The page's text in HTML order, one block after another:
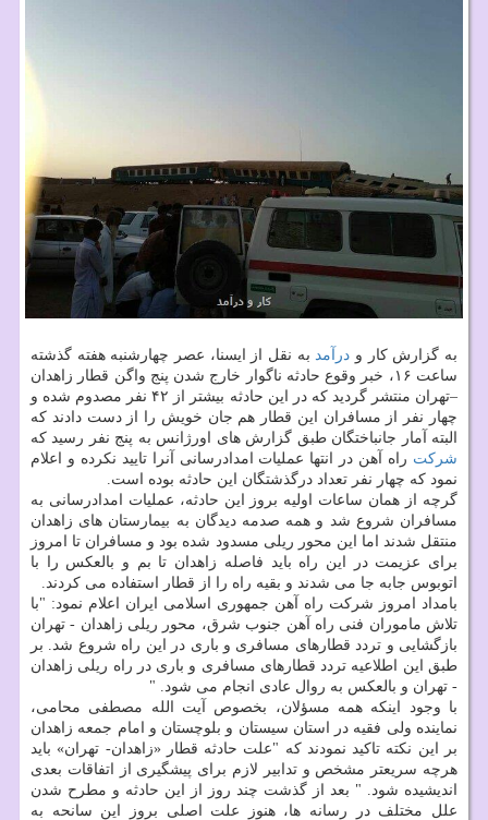
به گزارش كار و درآمد به نقل از ایسنا، عصر چهارشنبه هفته گذشته
ساعت ۱۶، خبر وقوع حادثه ناگوار خارج شدن پنج واگن قطار زاهدان
–تهران منتشر گردید كه در این حادثه بیشتر از ۴۲ نفر مصدوم شده و
چهار نفر از مسافران این قطار هم جان خویش را از دست دادند كه
البته آمار جانباختگان طبق گزارش های اورژانس به پنج نفر رسید كه
شركت راه آهن در انتها عملیات امدادرسانی آنرا تایید نكرده و اعلام
نمود كه چهار نفر تعداد درگذشتگان این حادثه بوده است.
گرچه از همان ساعات اولیه بروز این حادثه، عملیات امدادرسانی به
مسافران شروع شد و همه صدمه دیدگان به بیمارستان های زاهدان
منتقل شدند اما این محور ریلی مسدود شده بود و مسافران تا امروز
برای عزیمت در این راه باید فاصله زاهدان تا بم و بالعكس را با
اتوبوس جابه جا می شدند و بقیه راه را از قطار استفاده می كردند.
بامداد امروز شركت راه آهن جمهوری اسلامی ایران اعلام نمود: "با
تلاش ماموران فنی راه آهن جنوب شرق، محور ریلی زاهدان - تهران
بازگشایی و تردد قطارهای مسافری و باری در این راه شروع شد. بر
طبق این اطلاعیه تردد قطارهای مسافری و باری در راه ریلی زاهدان
- تهران و بالعكس به روال عادی انجام می شود. "
با وجود اینكه همه مسؤلان، بخصوص آیت الله مصطفی محامی،
نماینده ولی فقیه در استان سیستان و بلوچستان و امام جمعه زاهدان
بر این نكته تاكید نمودند كه "علت حادثه قطار «زاهدان- تهران» باید
هرچه سریعتر مشخص و تدابیر لازم برای پیشگیری از اتفاقات بعدی
اندیشیده شود. " بعد از گذشت چند روز از این حادثه و مطرح شدن
علل مختلف در رسانه ها، هنوز علت اصلی بروز این سانحه به